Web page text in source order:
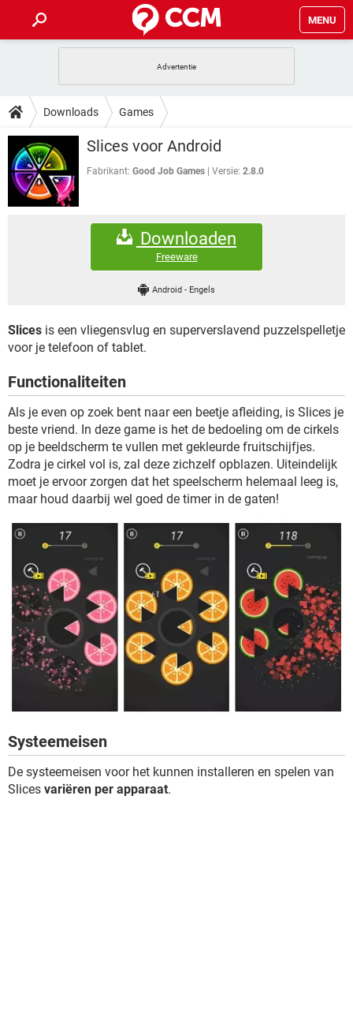
MENU
INSTAGRAM
NETFLIX CORONAVIRUS
GRATIS SNAPCHAT
TIKTOK
HOW-TO
VIDEOBELLEN
INSTAGRAM
NETFLIX
DOWNLOADS
VIDEOBELLEN GAMES
INSTAGRAM
CORONAVIRUS
SNAPCHAT
FORUM
WINDOWS 10
CORONAVIRUS
SNAPCHAT
GAMES
GRATIS SNAPCHAT
Downloads Games
Slices voor Android
Fabrikant: Good Job Games Versie: 2.8.0
Downloaden
Freeware
Android - Engels
Slices is een vliegensvlug en superverslavend puzzelspelletje
voor je telefoon of tablet.
Functionaliteiten
Als je even op zoek bent naar een beetje afleiding, is Slices je
beste vriend. In deze game is het de bedoeling om de cirkels
op je beeldscherm te vullen met gekleurde fruitschijfjes.
Zodra je cirkel vol is, zal deze zichzelf opblazen. Uiteindelijk
moet je ervoor zorgen dat het speelscherm helemaal leeg is,
maar houd daarbij wel goed de timer in de gaten!
Systeemeisen
De systeemeisen voor het kunnen installeren en spelen van
Slices variëren per apparaat.